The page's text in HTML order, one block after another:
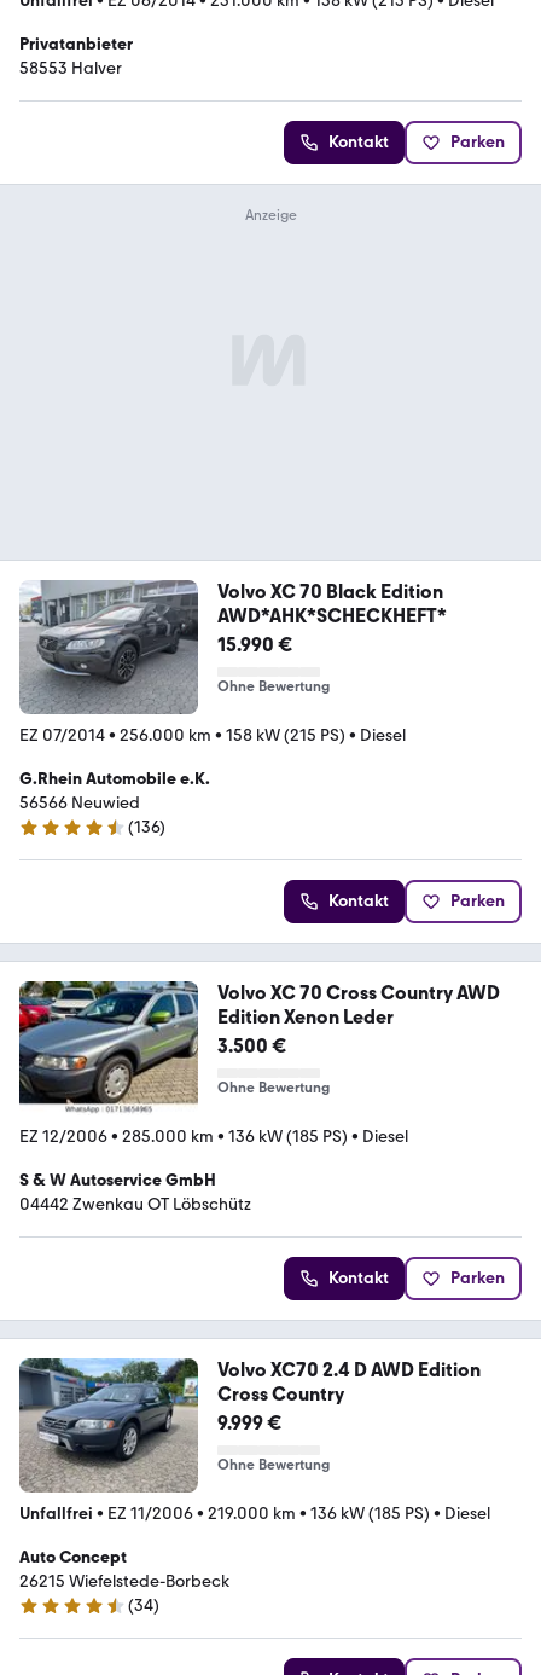
Privatanbieter
58553 Halver
Kontakt Parken
Volvo XC 70 Black Edition
AWD*AHK*SCHECKHEFT*
15.990 €
Ohne Bewertung
EZ 07/2014• 256.000 km • 158 kW (215 PS) • Diesel
G.Rhein Automobile e.K.
56566 Neuwied
4.6 Sterne
(136)
Kontakt Parken
Volvo XC 70 Cross Country AWD
Edition Xenon Leder
3.500 €
Ohne Bewertung
EZ 12/2006• 285.000 km • 136 kW (185 PS) • Diesel
S & W Autoservice GmbH
04442 Zwenkau OT Löbschütz
Kontakt Parken
Volvo XC70 2.4 D AWD Edition
Cross Country
9.999 €
Ohne Bewertung
Unfallfrei • EZ 11/2006• 219.000 km • 136 kW (185 PS) • Diesel
Auto Concept
26215 Wiefelstede-Borbeck
4.7 Sterne
(34)